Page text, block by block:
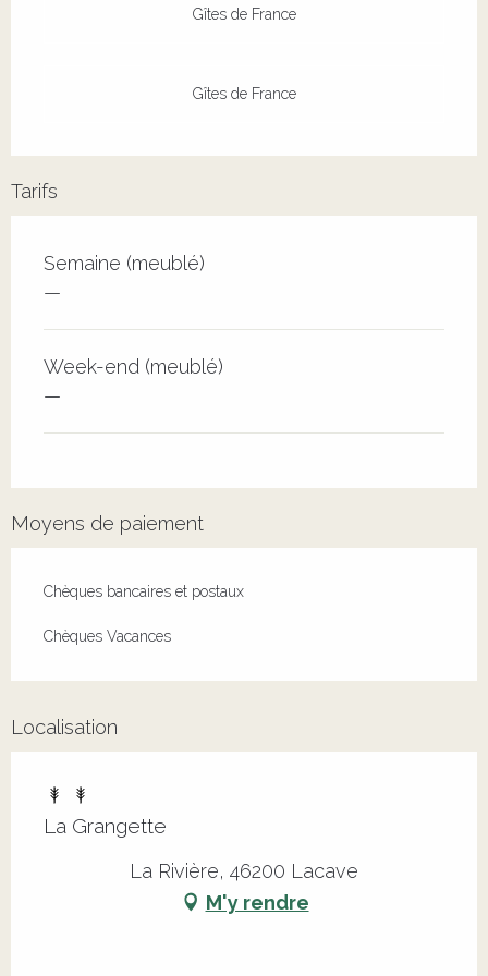
Gîtes de France
Gîtes de France
Tarifs
Tarifs 2026
Semaine (meublé)
—
Week-end (meublé)
—
Moyens de paiement
Chèques bancaires et postaux
Chèques Vacances
Localisation
La Grangette
La Rivière, 46200 Lacave
M'y rendre